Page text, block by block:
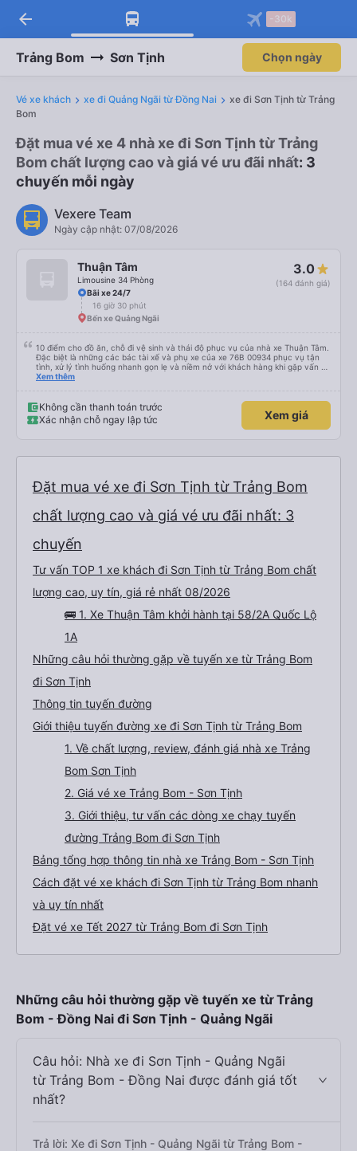
arrow_back -30k
Trảng Bom Sơn Tịnh Chọn ngày
Vé xe khách xe đi Quảng Ngãi từ Đồng Nai
xe đi Sơn Tịnh từ Trảng
Bom
Đặt mua vé xe 4 nhà xe đi Sơn Tịnh từ Trảng
Bom chất lượng cao và giá vé ưu đãi nhất: 3
chuyến mỗi ngày
Vexere Team
Ngày cập nhật: 07/08/2026
Thuận Tâm
Limousine 34 Phòng
3.0
(164 đánh giá)
Bãi xe 24/7
16 giờ 30 phút
Bến xe Quảng Ngãi
10 điểm cho đồ ăn, chỗ đi vệ sinh và thái độ phục vụ của nhà xe Thuận Tâm.
Đặc biệt là những các bác tài xế và phụ xe của xe 76B 00934 phục vụ tận
tình, xử lý tình huống nhanh gọn lẹ và niềm nở với khách hàng khi gặp vấn đề
không may. Mình đặt xe lúc 6:00 không may không gửi được xe máy ở lại,
Xem thêm
Không cần thanh toán trước
Xác nhận chỗ ngay lập tức
Xem giá
Đặt mua vé xe đi Sơn Tịnh từ Trảng Bom
chất lượng cao và giá vé ưu đãi nhất: 3
chuyến
Tư vấn TOP 1 xe khách đi Sơn Tịnh từ Trảng Bom chất
lượng cao, uy tín, giá rẻ nhất 08/2026
🚌 1. Xe Thuận Tâm khởi hành tại 58/2A Quốc Lộ
1A
Những câu hỏi thường gặp về tuyến xe từ Trảng Bom
đi Sơn Tịnh
Thông tin tuyến đường
Giới thiệu tuyến đường xe đi Sơn Tịnh từ Trảng Bom
1. Về chất lượng, review, đánh giá nhà xe Trảng
Bom Sơn Tịnh
2. Giá vé xe Trảng Bom - Sơn Tịnh
3. Giới thiệu, tư vấn các dòng xe chạy tuyến
đường Trảng Bom đi Sơn Tịnh
Bảng tổng hợp thông tin nhà xe Trảng Bom - Sơn Tịnh
Cách đặt vé xe khách đi Sơn Tịnh từ Trảng Bom nhanh
và uy tín nhất
Đặt vé xe Tết 2027 từ Trảng Bom đi Sơn Tịnh
Những câu hỏi thường gặp về tuyến xe từ Trảng
Bom - Đồng Nai đi Sơn Tịnh - Quảng Ngãi
Câu hỏi: Nhà xe đi Sơn Tịnh - Quảng Ngãi
từ Trảng Bom - Đồng Nai được đánh giá tốt
nhất?
Trả lời: Xe đi Sơn Tịnh - Quảng Ngãi từ Trảng Bom -